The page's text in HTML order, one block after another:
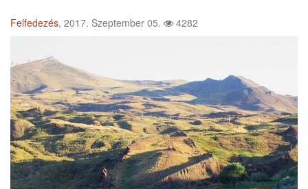
Felfedezés, 2017. Szeptember 05. 4282